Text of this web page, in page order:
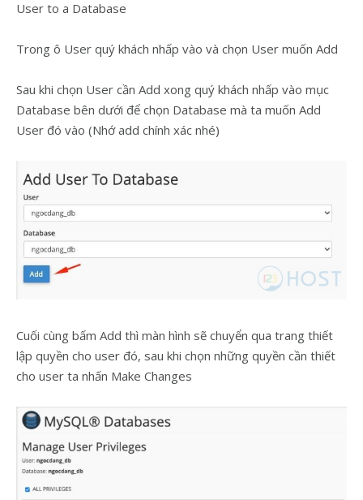
User to a Database
Trong ô User quý khách nhấp vào và chọn User muốn Add
Sau khi chọn User cần Add xong quý khách nhấp vào mục
Database bên dưới để chọn Database mà ta muốn Add
User đó vào (Nhớ add chính xác nhé)
Cuối cùng bấm Add thì màn hình sẽ chuyển qua trang thiết
lập quyền cho user đó, sau khi chọn những quyền cần thiết
cho user ta nhấn Make Changes